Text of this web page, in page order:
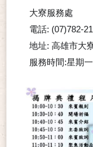
大寮服務處
電話: (07)782-
地址: 高雄市大
服務時間:星期